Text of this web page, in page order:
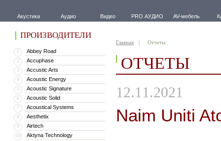
Акустика Аудио Видео PRO АУДИО AV-мебель
ПРОИЗВОДИТЕЛИ
1 Abbey Road
2 Accuphase
3 Accustic Arts
4 Acoustic Energy
5 Acoustic Signature
6 Acoustic Solid
7 Acoustical Systems
8 Aesthetix
9 Airtech
10 Aktyna Technology
Главная Отчеты
ОТЧЕТЫ
12.11.2021
Naim Uniti